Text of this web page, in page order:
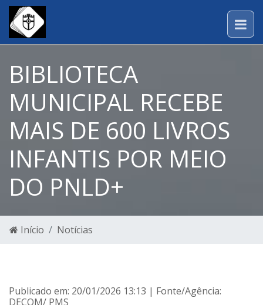
BIBLIOTECA
MUNICIPAL RECEBE
MAIS DE 600 LIVROS
INFANTIS POR MEIO
DO PNLD+
Início Notícias
Publicado em: 20/01/2026 13:13 | Fonte/Agência:
DECOM/ PMS